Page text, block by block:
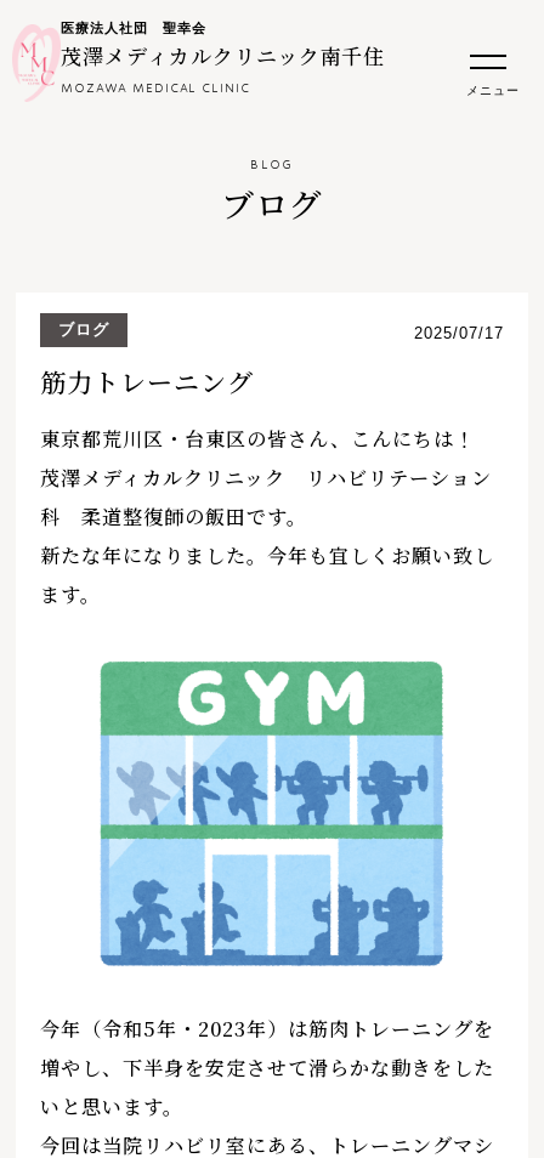
医療法人社団 聖幸会
茂澤メディカルクリニック南千住
MOZAWA MEDICAL CLINIC メニュー
BLOG
ブログ
ブログ 2025/07/17
筋力トレーニング
東京都荒川区・台東区の皆さん、こんにちは！
茂澤メディカルクリニック リハビリテーション
科 柔道整復師の飯田です。
新たな年になりました。今年も宜しくお願い致し
ます。
今年（令和5年・2023年）は筋肉トレーニングを
増やし、下半身を安定させて滑らかな動きをした
いと思います。
今回は当院リハビリ室にある、トレーニングマシ